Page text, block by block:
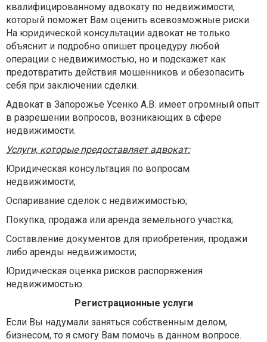
квалифицированному адвокату по недвижимости,
который поможет Вам оценить всевозможные риски.
На юридической консультации адвокат не только
объяснит и подробно опишет процедуру любой
операции с недвижимостью, но и подскажет как
предотвратить действия мошенников и обезопасить
себя при заключении сделки.
Адвокат в Запорожье Усенко А.В. имеет огромный опыт
в разрешении вопросов, возникающих в сфере
недвижимости.
Услуги, которые предоставляет адвокат:
Юридическая консультация по вопросам
недвижимости;
Оспаривание сделок с недвижимостью;
Покупка, продажа или аренда земельного участка;
Составление документов для приобретения, продажи
либо аренды недвижимости;
Юридическая оценка рисков распоряжения
недвижимостью.
Регистрационные услуги
Если Вы надумали заняться собственным делом,
бизнесом, то я смогу Вам помочь в данном вопросе.